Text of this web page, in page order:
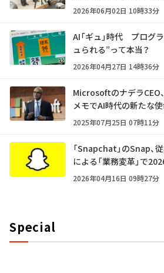
2026年06月02日 10時33分
AI「ギュ」時代 プログ
ュられる”って本当？
2026年04月27日 14時36分
Microsoftのナデラ
メモでAI時代の新たな
2025年07月25日 07時11分
「Snapchat」のSnap
による「業務変革」で
2026年04月16日 09時27分
Special